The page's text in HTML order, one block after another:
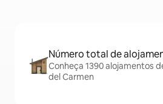
Número total de
Conheça 1390 alojamentos
del Carmen